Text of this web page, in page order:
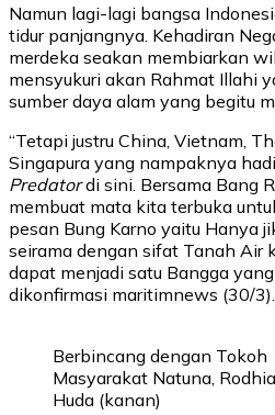
Namun lagi-lagi bangsa
tidur panjangnya. Kehadiran
merdeka seakan membiarkan
mensyukuri akan Rahmat Illahi
sumber daya alam yang begitu
“Tetapi justru China, Vietnam,
Singapura yang nampaknya
Predatordi sini. Bersama Bang
membuat mata kita terbuka
pesan Bung Karno yaitu Hanya
seirama dengan sifat Tanah Air
dapat menjadi satu Bangga yang
dikonfirmasi maritimnews (30/3).
Berbincang dengan Tokoh
Masyarakat Natuna,
Huda (kanan)